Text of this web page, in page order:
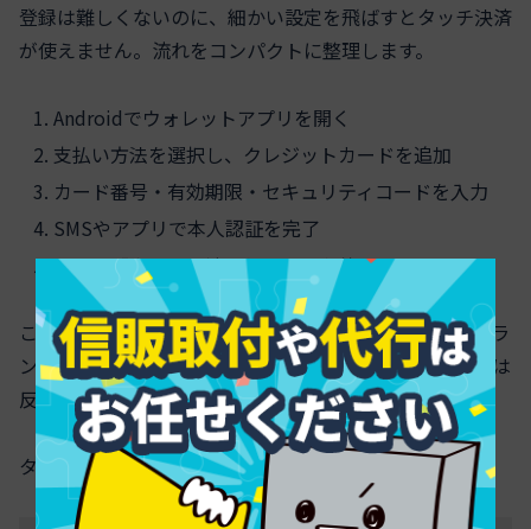
登録は難しくないのに、細かい設定を飛ばすとタッチ決済
が使えません。流れをコンパクトに整理します。
Androidでウォレットアプリを開く
支払い方法を選択し、クレジットカードを追加
カード番号・有効期限・セキュリティコードを入力
SMSやアプリで本人認証を完了
最後に「タッチ決済で使用」を有効にする
ここで重要なのが、カードのタッチ方式の確認です。ブラ
ンドは対応していても、「タッチ機能がオフ」のままでは
反応しません。
タッチ方式ごとのチェックポイント